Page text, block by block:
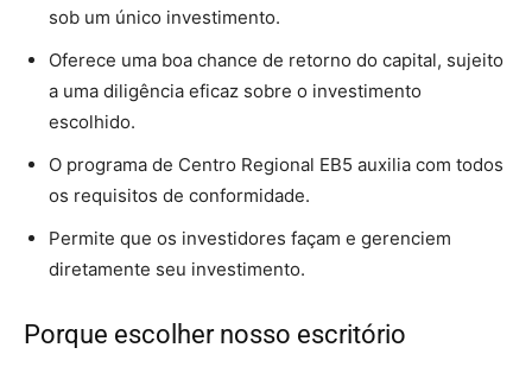
sob um único investimento.
Oferece uma boa chance de retorno do capital, sujeito
a uma diligência eficaz sobre o investimento
escolhido.
O programa de Centro Regional EB5 auxilia com todos
os requisitos de conformidade.
Permite que os investidores façam e gerenciem
diretamente seu investimento.
Porque escolher nosso escritório